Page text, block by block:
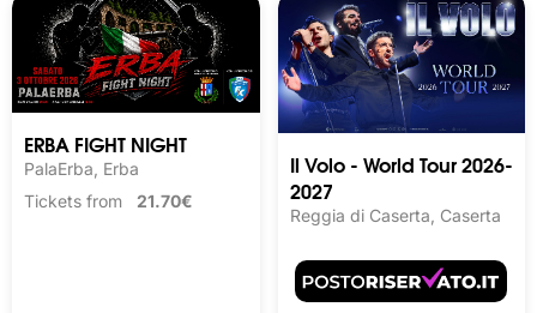
ERBA FIGHT NIGHT
PalaErba, Erba
Tickets from 21.70€
Il Volo - World Tour 2026-
2027
Reggia di Caserta, Caserta